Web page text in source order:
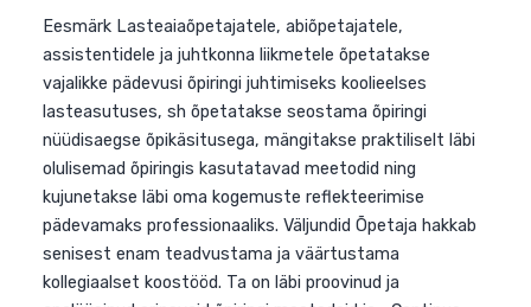
Eesmärk Lasteaiaõpetajatele, abiõpetajatele,
assistentidele ja juhtkonna liikmetele õpetatakse
vajalikke pädevusi õpiringi juhtimiseks koolieelses